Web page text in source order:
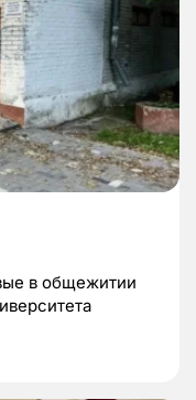
в общежитии